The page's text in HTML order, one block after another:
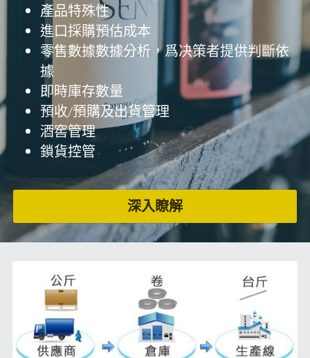
產品特殊性
進口採購預估成本
零售數據數據分析，爲决策者提供判斷依
據
即時庫存數量
預收/預購及出貨管理
酒窖管理
鎖貨控管
深入瞭解